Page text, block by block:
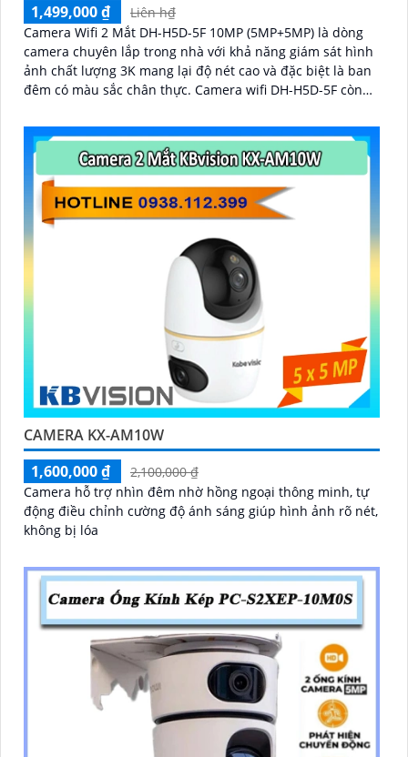
1,499,000 ₫
Liên h₫
Camera Wifi 2 Mắt DH-H5D-5F 10MP (5MP+5MP) là dòng
camera chuyên lắp trong nhà với khả năng giám sát hình
ảnh chất lượng 3K mang lại độ nét cao và đặc biệt là ban
đêm có màu sắc chân thực. Camera wifi DH-H5D-5F còn
người và thú cưng với độ chính xác cao
CAMERA KX-AM10W
1,600,000 ₫
2,100,000 ₫
Camera hỗ trợ nhìn đêm nhờ hồng ngoại thông minh, tự
động điều chỉnh cường độ ánh sáng giúp hình ảnh rõ nét,
không bị lóa